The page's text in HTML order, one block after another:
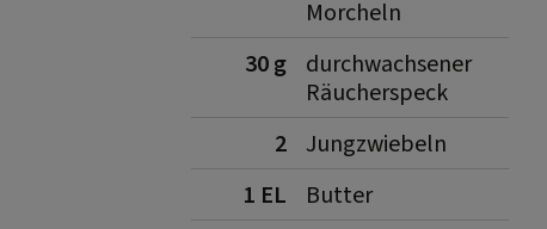
Morcheln
30 g
durchwachsener
Räucherspeck
2
Jungzwiebeln
1 EL
Butter